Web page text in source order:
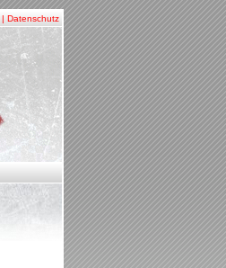
| Datenschutz